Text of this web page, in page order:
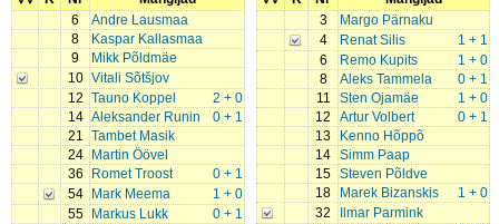
6
Andre Lausmaa
8
Kaspar Kallasmaa
9
Mikk Põldmäe
10 Vitali Sõtšjov
12
2 + 0
Tauno Koppel
14
0 + 1
Aleksander Runin
21 Tambet Masik
24
Martin Öövel
36
0 + 1
Romet Troost
54
1 + 0
Mark Meema
55
0 + 1
Markus Lukk
3
Margo Pärnaku
4
1 + 1
Renat Silis
6
1 + 0
Remo Kupits
8
0 + 1
Aleks Tammela
11
1 + 0
Sten Ojamäe
12
0 + 1
Artur Volbert
13
Kenno Hõppõ
14 Simm Paap
15 Steven Põldve
18
1 + 0
Marek Bizanskis
32
Ilmar Parmink